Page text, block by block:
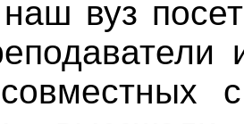
наш вуз